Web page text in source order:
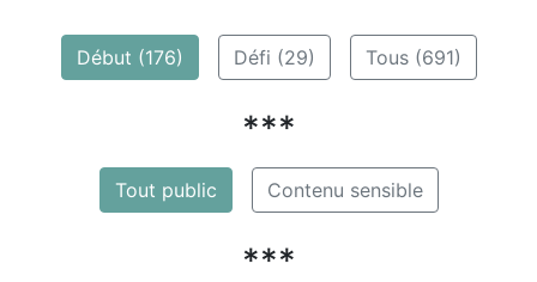
Début (176) Défi (29) Tous (691)
***
Tout public Contenu sensible
***